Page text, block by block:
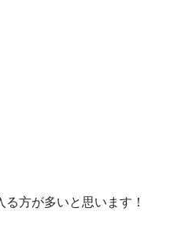
方が多いと思います！